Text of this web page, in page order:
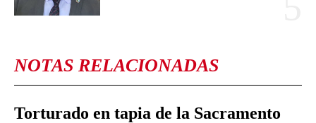
NOTAS RELACIONADAS
Torturado en tapia de la Sacramento